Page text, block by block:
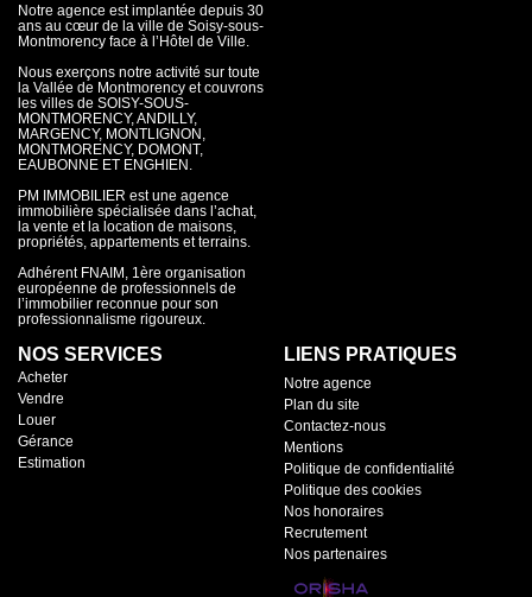
Notre agence est implantée depuis 30
ans au cœur de la ville de Soisy-sous-
Montmorency face à l’Hôtel de Ville.
Nous exerçons notre activité sur toute
la Vallée de Montmorency et couvrons
les villes de SOISY-SOUS-
MONTMORENCY, ANDILLY,
MARGENCY, MONTLIGNON,
MONTMORENCY, DOMONT,
EAUBONNE ET ENGHIEN.
PM IMMOBILIER est une agence
immobilière spécialisée dans l’achat,
la vente et la location de maisons,
propriétés, appartements et terrains.
Adhérent FNAIM, 1ère organisation
européenne de professionnels de
l’immobilier reconnue pour son
professionnalisme rigoureux.
NOS SERVICES
Acheter
Vendre
Louer
Gérance
Estimation
LIENS PRATIQUES
Notre agence
Plan du site
Contactez-nous
Mentions
Politique de confidentialité
Politique des cookies
Nos honoraires
Recrutement
Nos partenaires